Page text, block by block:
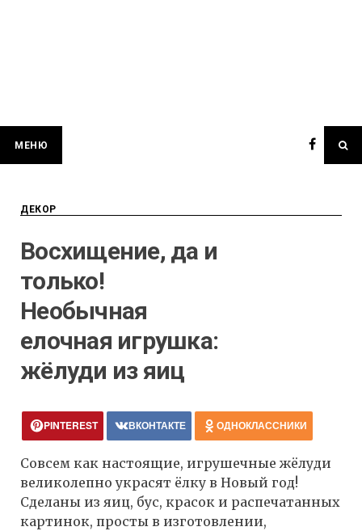
МЕНЮ
ДЕКОР
Восхищение, да и
только!
Необычная
елочная игрушка:
жёлуди из яиц
PINTEREST ВКОНТАКТЕ ОДНОКЛАССНИКИ
Совсем как настоящие, игрушечные жёлуди
великолепно украсят ёлку в Новый год!
Сделаны из яиц, бус, красок и распечатанных
картинок, просты в изготовлении,